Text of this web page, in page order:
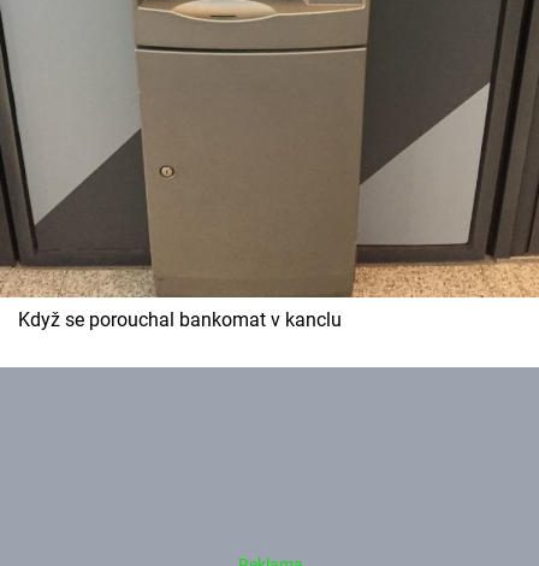
Když se porouchal bankomat v kanclu